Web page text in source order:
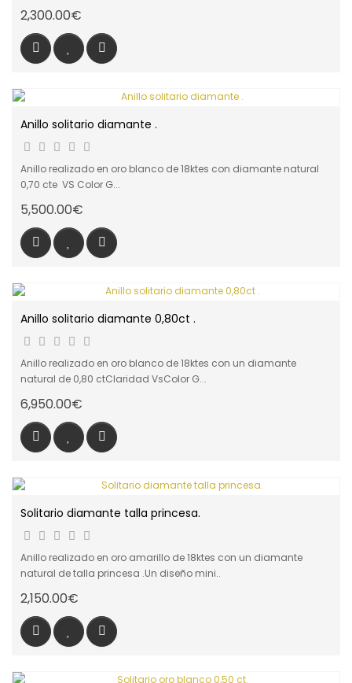
2,300.00€
Anillo solitario diamante .
Anillo realizado en oro blanco de 18ktes con diamante natural
0,70 cte VS Color G...
5,500.00€
Anillo solitario diamante 0,80ct .
Anillo realizado en oro blanco de 18ktes con un diamante
natural de 0,80 ctClaridad VsColor G...
6,950.00€
Solitario diamante talla princesa.
Anillo realizado en oro amarillo de 18ktes con un diamante
natural de talla princesa .Un diseño mini..
2,150.00€